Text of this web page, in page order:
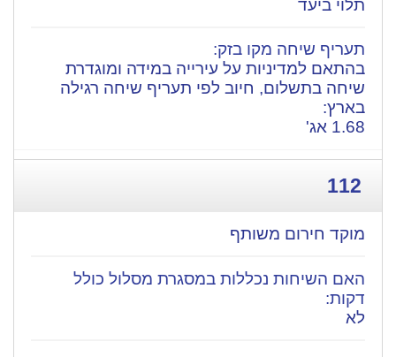
תלוי ביעד
בהתאם למדיניות על עירייה במידה ומוגדרת
שיחה בתשלום, חיוב לפי תעריף שיחה רגילה
בארץ:
1.68 אג'
112
מוקד חירום משותף
לא